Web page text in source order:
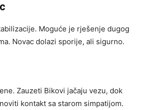
Moguće je rješenje dugog
Novac dolazi sporije, ali sigurno.
Zauzeti Bikovi jačaju vezu, dok
kontakt sa starom simpatijom.